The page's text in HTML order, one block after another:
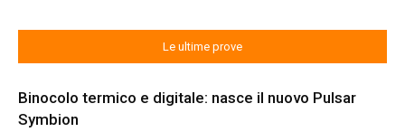
Le ultime prove
Binocolo termico e digitale: nasce il nuovo Pulsar
Symbion